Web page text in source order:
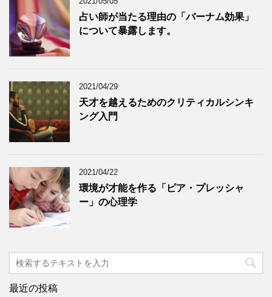
占い師が当たる理由の「バーナム効果」
について暴露します。
2021/04/29
天才を越えるためのクリティカルシンキ
ング入門
2021/04/22
環境が才能を作る「ピア・プレッシャ
ー」の心理学
最近の投稿